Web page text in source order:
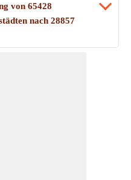
von 65428
nach 28857